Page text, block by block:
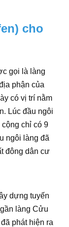
cho
gọi là làng
phận của
có vị trí nằm
Lúc đầu ngôi
chỉ có 9
ngôi làng đã
đông dân cư
dựng tuyến
làng Cửu
phát hiện ra